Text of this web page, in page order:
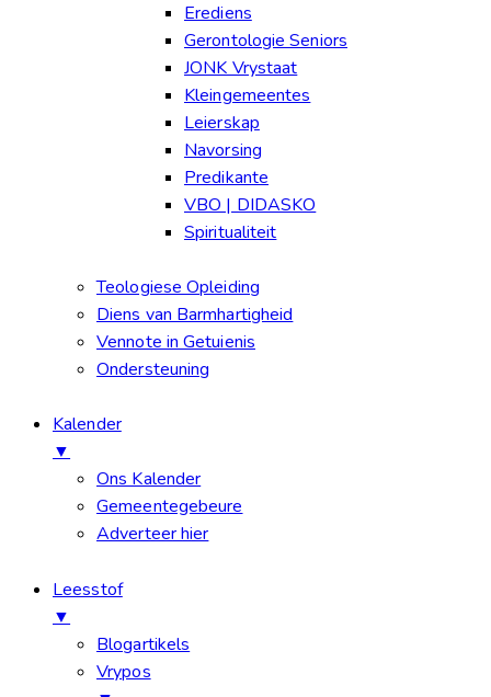
Erediens
Gerontologie Seniors
JONK Vrystaat
Kleingemeentes
Leierskap
Navorsing
Predikante
VBO | DIDASKO
Spiritualiteit
Teologiese Opleiding
Diens van Barmhartigheid
Vennote in Getuienis
Ondersteuning
Kalender
▼
Ons Kalender
Gemeentegebeure
Adverteer hier
Leesstof
▼
Blogartikels
Vrypos